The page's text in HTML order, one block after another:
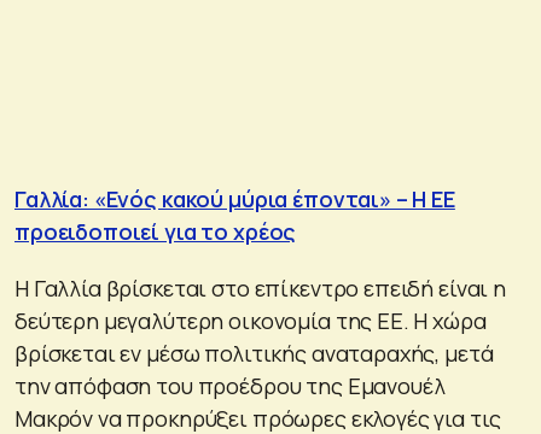
Γαλλία: «Ενός κακού μύρια έπονται» – Η ΕΕ
προειδοποιεί για το χρέος
Η Γαλλία βρίσκεται στο επίκεντρο επειδή είναι η
δεύτερη μεγαλύτερη οικονομία της ΕΕ. Η χώρα
βρίσκεται εν μέσω πολιτικής αναταραχής, μετά
την απόφαση του προέδρου της Εμανουέλ
Μακρόν να προκηρύξει πρόωρες εκλογές για τις